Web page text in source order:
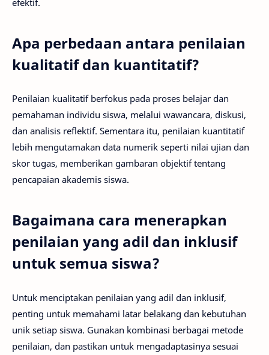
Apa perbedaan antara penilaian
kualitatif dan kuantitatif?
Penilaian kualitatif berfokus pada proses belajar dan
pemahaman individu siswa, melalui wawancara, diskusi,
dan analisis reflektif. Sementara itu, penilaian kuantitatif
lebih mengutamakan data numerik seperti nilai ujian dan
skor tugas, memberikan gambaran objektif tentang
pencapaian akademis siswa.
Bagaimana cara menerapkan
penilaian yang adil dan inklusif
untuk semua siswa?
Untuk menciptakan penilaian yang adil dan inklusif,
penting untuk memahami latar belakang dan kebutuhan
unik setiap siswa. Gunakan kombinasi berbagai metode
penilaian, dan pastikan untuk mengadaptasinya sesuai